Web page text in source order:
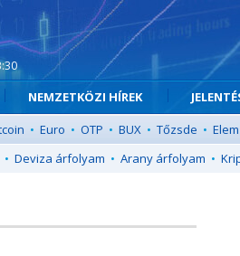
NEMZETKÖZI HÍREK
• Euro • OTP • BUX • Tőzsde •
• Deviza árfolyam • Arany árfolyam •